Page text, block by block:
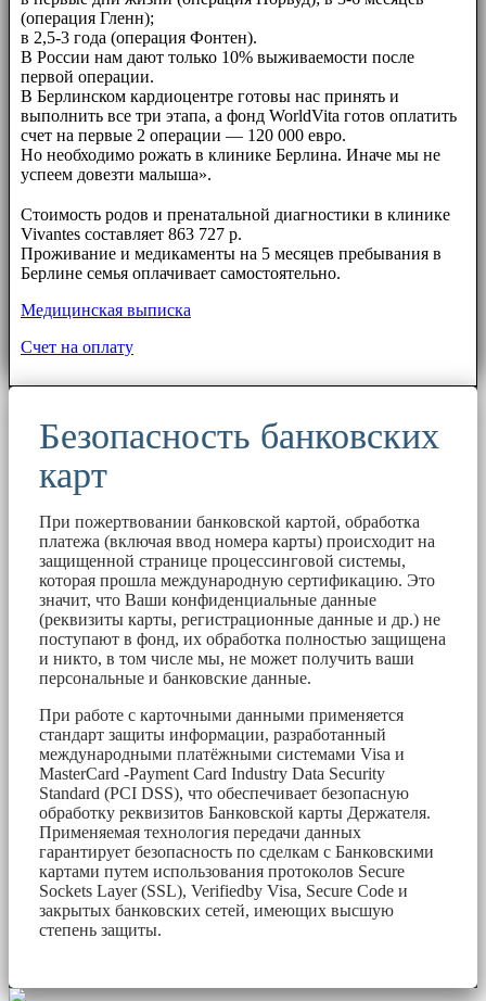
(операция Гленн);
в 2,5-3 года (операция Фонтен).
В России нам дают только 10% выживаемости после
первой операции.
В Берлинском кардиоцентре готовы нас принять и
выполнить все три этапа, а фонд WorldVita готов оплатить
счет на первые 2 операции — 120 000 евро.
Но необходимо рожать в клинике Берлина. Иначе мы не
успеем довезти малыша».
Стоимость родов и пренатальной диагностики в клинике
Vivantes составляет 863 727 р.
Проживание и медикаменты на 5 месяцев пребывания в
Берлине семья оплачивает самостоятельно.
Медицинская выписка
Счет на оплату
Безопасность банковских
карт
При пожертвовании банковской картой, обработка
платежа (включая ввод номера карты) происходит на
защищенной странице процессинговой системы,
которая прошла международную сертификацию. Это
значит, что Ваши конфиденциальные данные
(реквизиты карты, регистрационные данные и др.) не
поступают в фонд, их обработка полностью защищена
и никто, в том числе мы, не может получить ваши
персональные и банковские данные.
При работе с карточными данными применяется
стандарт защиты информации, разработанный
международными платёжными системами Visa и
MasterCard -Payment Card Industry Data Security
Standard (PCI DSS), что обеспечивает безопасную
обработку реквизитов Банковской карты Держателя.
Применяемая технология передачи данных
гарантирует безопасность по сделкам с Банковскими
картами путем использования протоколов Secure
Sockets Layer (SSL), Verifiedby Visa, Secure Code и
закрытых банковских сетей, имеющих высшую
степень защиты.